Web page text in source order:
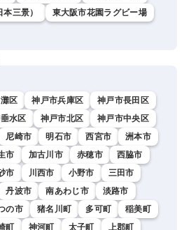
三景）
東大阪市花園ラグビー場
区 神戸市兵庫区
神戸市長田区
水区 神戸市北区
神戸市中央区
尼崎市 明石市 西宮市
洲本市
市 加古川市 赤穂市
西脇市
市 川西市 小野市
三田市
丹波市 南あわじ市
淡路市
の市 猪名川町 多可町
稲美町
町 神河町 太子町 上郡町